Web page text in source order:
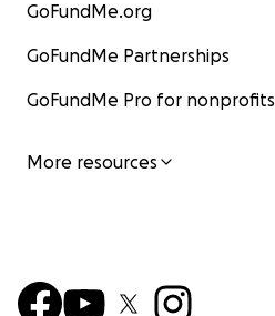
GoFundMe.org
GoFundMe Partnerships
GoFundMe Pro for nonprofits
More resources